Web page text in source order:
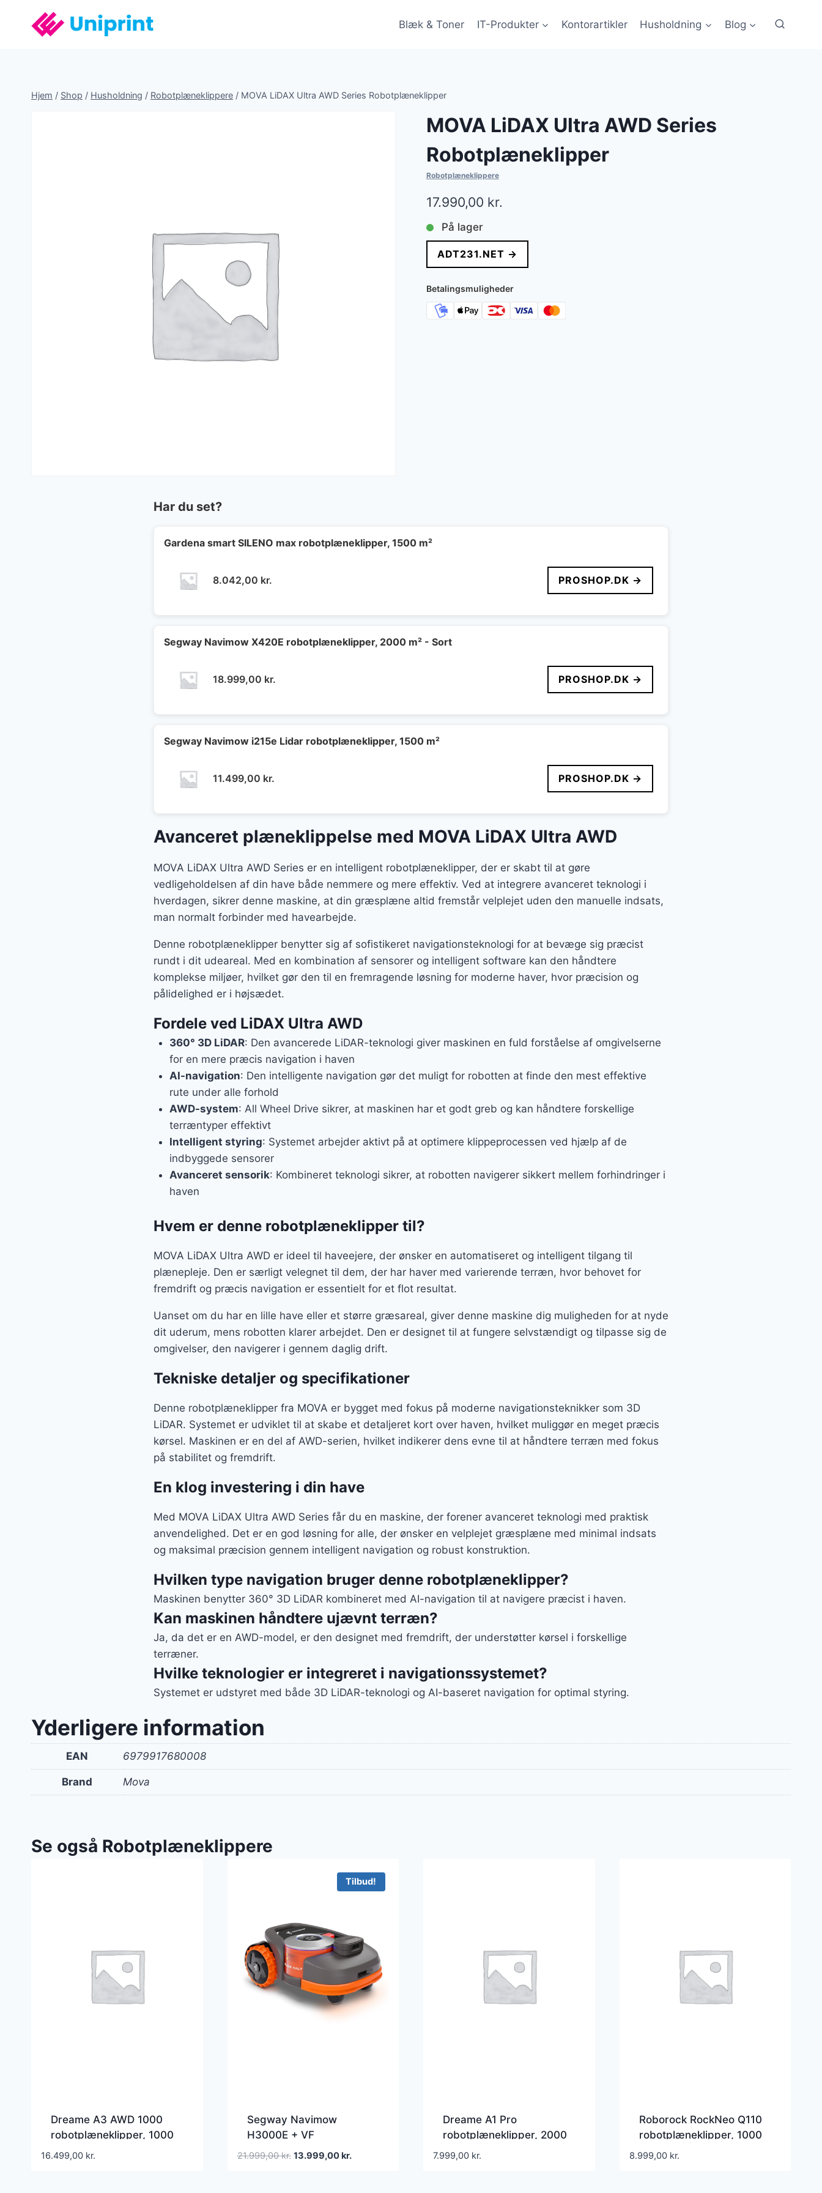
Blæk & Toner IT-Produkter Kontorartikler Husholdning Blog
Hjem / Shop / Husholdning / Robotplæneklippere / MOVA LiDAX Ultra AWD Series Robotplæneklipper
MOVA LiDAX Ultra AWD Series
Robotplæneklipper
Robotplæneklippere
17.990,00 kr.
På lager
ADT231.NET →
Betalingsmuligheder
Har du set?
Gardena smart SILENO max robotplæneklipper, 1500 m²
8.042,00 kr. PROSHOP.DK →
Segway Navimow X420E robotplæneklipper, 2000 m² - Sort
18.999,00 kr. PROSHOP.DK →
Segway Navimow i215e Lidar robotplæneklipper, 1500 m²
11.499,00 kr. PROSHOP.DK →
Avanceret plæneklippelse med MOVA LiDAX Ultra AWD
MOVA LiDAX Ultra AWD Series er en intelligent robotplæneklipper, der er skabt til at gøre
vedligeholdelsen af din have både nemmere og mere effektiv. Ved at integrere avanceret teknologi i
hverdagen, sikrer denne maskine, at din græsplæne altid fremstår velplejet uden den manuelle indsats,
man normalt forbinder med havearbejde.
Denne robotplæneklipper benytter sig af sofistikeret navigationsteknologi for at bevæge sig præcist
rundt i dit udeareal. Med en kombination af sensorer og intelligent software kan den håndtere
komplekse miljøer, hvilket gør den til en fremragende løsning for moderne haver, hvor præcision og
pålidelighed er i højsædet.
Fordele ved LiDAX Ultra AWD
360° 3D LiDAR: Den avancerede LiDAR-teknologi giver maskinen en fuld forståelse af omgivelserne
for en mere præcis navigation i haven
AI-navigation: Den intelligente navigation gør det muligt for robotten at finde den mest effektive
rute under alle forhold
AWD-system: All Wheel Drive sikrer, at maskinen har et godt greb og kan håndtere forskellige
terræntyper effektivt
Intelligent styring: Systemet arbejder aktivt på at optimere klippeprocessen ved hjælp af de
indbyggede sensorer
Avanceret sensorik: Kombineret teknologi sikrer, at robotten navigerer sikkert mellem forhindringer i
haven
Hvem er denne robotplæneklipper til?
MOVA LiDAX Ultra AWD er ideel til haveejere, der ønsker en automatiseret og intelligent tilgang til
plænepleje. Den er særligt velegnet til dem, der har haver med varierende terræn, hvor behovet for
fremdrift og præcis navigation er essentielt for et flot resultat.
Uanset om du har en lille have eller et større græsareal, giver denne maskine dig muligheden for at nyde
dit uderum, mens robotten klarer arbejdet. Den er designet til at fungere selvstændigt og tilpasse sig de
omgivelser, den navigerer i gennem daglig drift.
Tekniske detaljer og specifikationer
Denne robotplæneklipper fra MOVA er bygget med fokus på moderne navigationsteknikker som 3D
LiDAR. Systemet er udviklet til at skabe et detaljeret kort over haven, hvilket muliggør en meget præcis
kørsel. Maskinen er en del af AWD-serien, hvilket indikerer dens evne til at håndtere terræn med fokus
på stabilitet og fremdrift.
En klog investering i din have
Med MOVA LiDAX Ultra AWD Series får du en maskine, der forener avanceret teknologi med praktisk
anvendelighed. Det er en god løsning for alle, der ønsker en velplejet græsplæne med minimal indsats
og maksimal præcision gennem intelligent navigation og robust konstruktion.
Hvilken type navigation bruger denne robotplæneklipper?
Maskinen benytter 360° 3D LiDAR kombineret med AI-navigation til at navigere præcist i haven.
Kan maskinen håndtere ujævnt terræn?
Ja, da det er en AWD-model, er den designet med fremdrift, der understøtter kørsel i forskellige
terræner.
Hvilke teknologier er integreret i navigationssystemet?
Systemet er udstyret med både 3D LiDAR-teknologi og AI-baseret navigation for optimal styring.
Yderligere information
EAN 6979917680008
Brand Mova
Se også Robotplæneklippere
Dreame A3 AWD 1000
robotplæneklipper, 1000
m²
16.499,00 kr.
Tilbud!
Segway Navimow
H3000E + VF
Robotplæneklipper –
21.999,00kr. Den
13.999,00kr.Den
Dreame A1 Pro
robotplæneklipper, 2000
m²
7.999,00 kr.
Roborock RockNeo Q110
robotplæneklipper, 1000
m²
8.999,00 kr.